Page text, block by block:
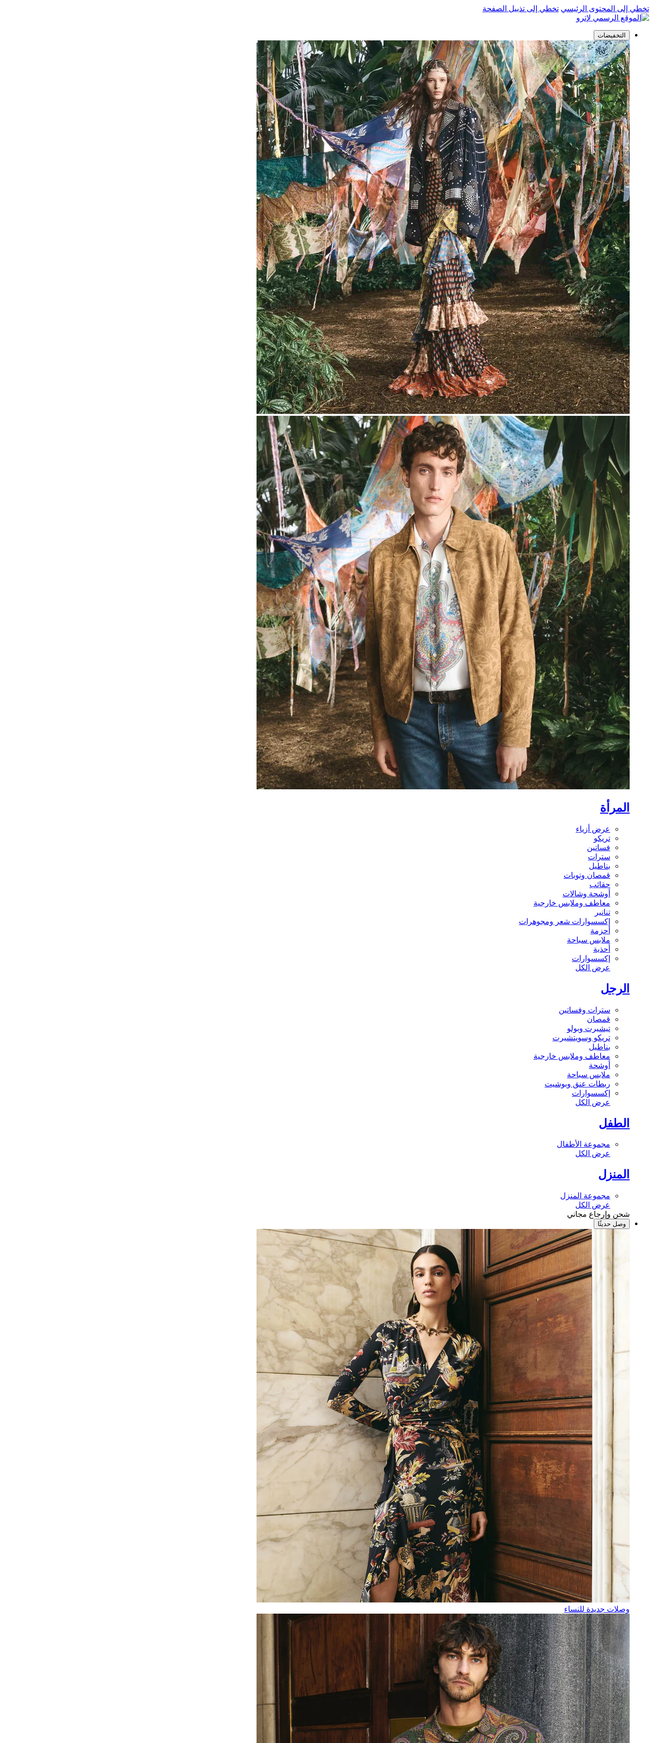
تخطي إلى المحتوى الرئيسي تخطي إلى تذييل الصفحة
التخفيضات
المرأة
عرض أزياء
تريكو
فساتين
سترات
بناطيل
قمصان وتوبات
حقائب
أوشحة وشالات
معاطف وملابس خارجية
تنانير
إكسسوارات شعر ومجوهرات
أحزمة
ملابس سباحة
أحذية
إكسسوارات
عرض الكل
الرجل
سترات وفساتين
قمصان
تيشيرت وبولو
تريكو وسويتشيرت
بناطيل
معاطف وملابس خارجية
أوشحة
ملابس سباحة
ربطات عنق وبوشيت
إكسسوارات
عرض الكل
الطفل
مجموعة الأطفال
عرض الكل
المنزل
مجموعة المنزل
عرض الكل
شحن وإرجاع مجاني
وصل حديثًا
وصلات جديدة للنساء